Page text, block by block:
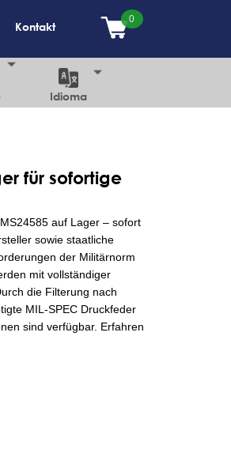
Kontakt
Idioma
für sofortige
auf Lager – sofort
sowie staatliche
der Militärnorm
mit vollständiger
die Filterung nach
MIL-SPEC Druckfeder
sind verfügbar. Erfahren